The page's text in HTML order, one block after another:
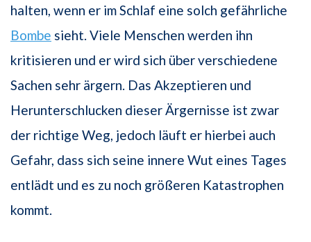
halten, wenn er im Schlaf eine solch gefährliche
Bombe sieht. Viele Menschen werden ihn
kritisieren und er wird sich über verschiedene
Sachen sehr ärgern. Das Akzeptieren und
Herunterschlucken dieser Ärgernisse ist zwar
der richtige Weg, jedoch läuft er hierbei auch
Gefahr, dass sich seine innere Wut eines Tages
entlädt und es zu noch größeren Katastrophen
kommt.